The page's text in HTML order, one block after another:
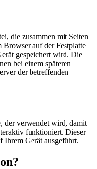
die zusammen mit Seiten
Browser auf der Festplatte
gespeichert wird. Die
bei einem späteren
der betreffenden
der verwendet wird, damit
funktioniert. Dieser
Ihrem Gerät ausgeführt.